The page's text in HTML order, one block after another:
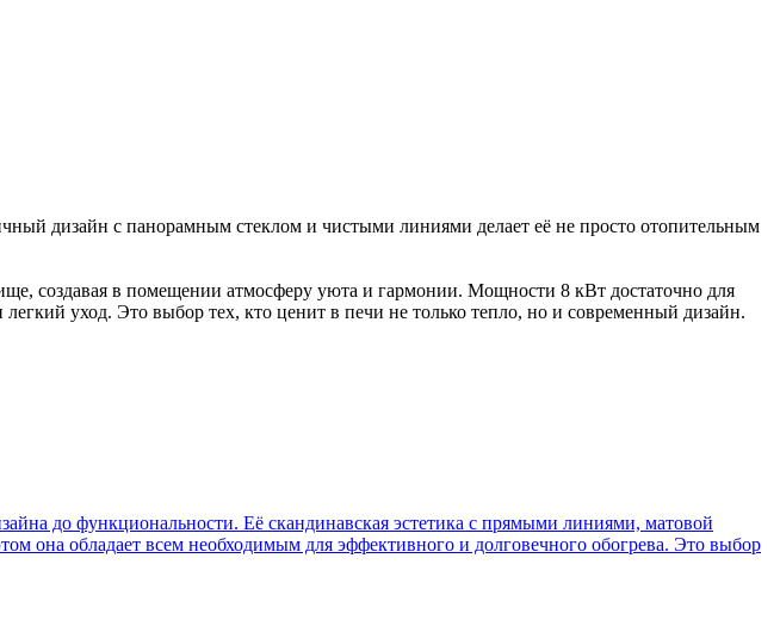
дизайн с панорамным стеклом и чистыми линиями делает её не просто отопительным
создавая в помещении атмосферу уюта и гармонии. Мощности 8 кВт достаточно для
уход. Это выбор тех, кто ценит в печи не только тепло, но и современный дизайн.
до функциональности. Её скандинавская эстетика с прямыми линиями, матовой
она обладает всем необходимым для эффективного и долговечного обогрева. Это выбор